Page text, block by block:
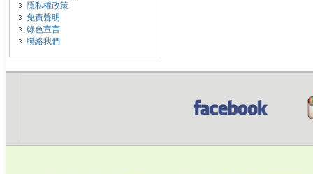
隱私權政策
免責聲明
綠色宣言
聯絡我們